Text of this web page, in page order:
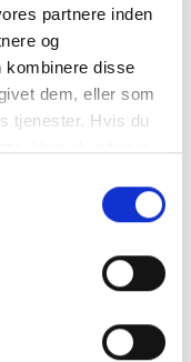
partnere inden
og
kombinere disse
dem, eller som
tjenester. Hvis du
dine